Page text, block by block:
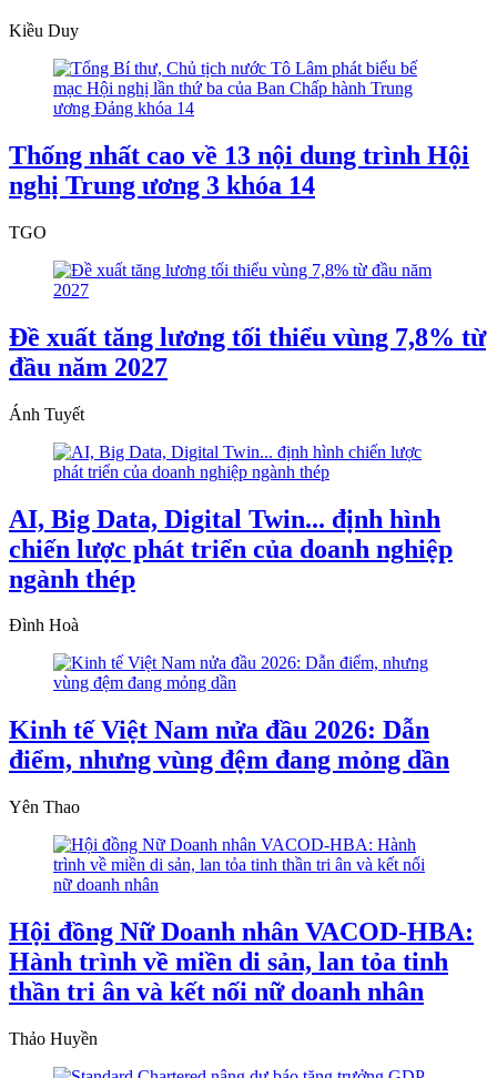
Kiều Duy
Thống nhất cao về 13 nội dung trình Hội
nghị Trung ương 3 khóa 14
TGO
Đề xuất tăng lương tối thiểu vùng 7,8% từ
đầu năm 2027
Ánh Tuyết
AI, Big Data, Digital Twin... định hình
chiến lược phát triển của doanh nghiệp
ngành thép
Đình Hoà
Kinh tế Việt Nam nửa đầu 2026: Dẫn
điểm, nhưng vùng đệm đang mỏng dần
Yên Thao
Hội đồng Nữ Doanh nhân VACOD-HBA:
Hành trình về miền di sản, lan tỏa tinh
thần tri ân và kết nối nữ doanh nhân
Thảo Huyền